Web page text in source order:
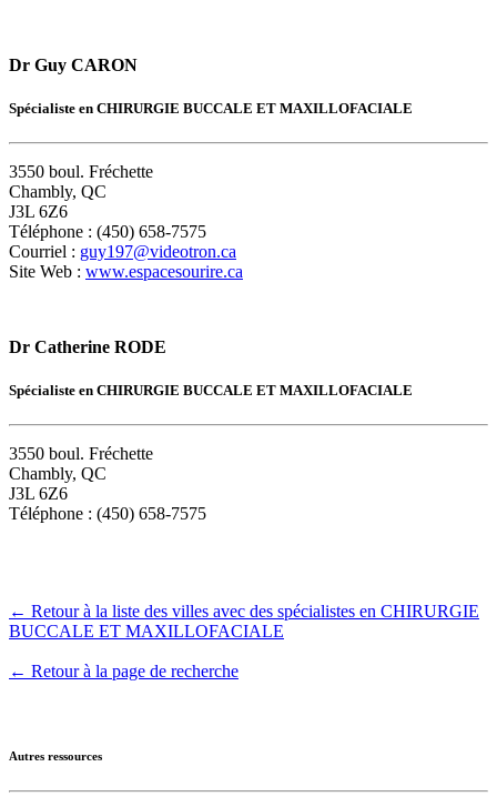
Dr Guy CARON
Spécialiste en CHIRURGIE BUCCALE ET MAXILLOFACIALE
3550 boul. Fréchette
Chambly, QC
J3L 6Z6
Téléphone : (450) 658-7575
Courriel : guy197@videotron.ca
Site Web : www.espacesourire.ca
Dr Catherine RODE
Spécialiste en CHIRURGIE BUCCALE ET MAXILLOFACIALE
3550 boul. Fréchette
Chambly, QC
J3L 6Z6
Téléphone : (450) 658-7575
← Retour à la liste des villes avec des spécialistes en CHIRURGIE
BUCCALE ET MAXILLOFACIALE
← Retour à la page de recherche
Autres ressources